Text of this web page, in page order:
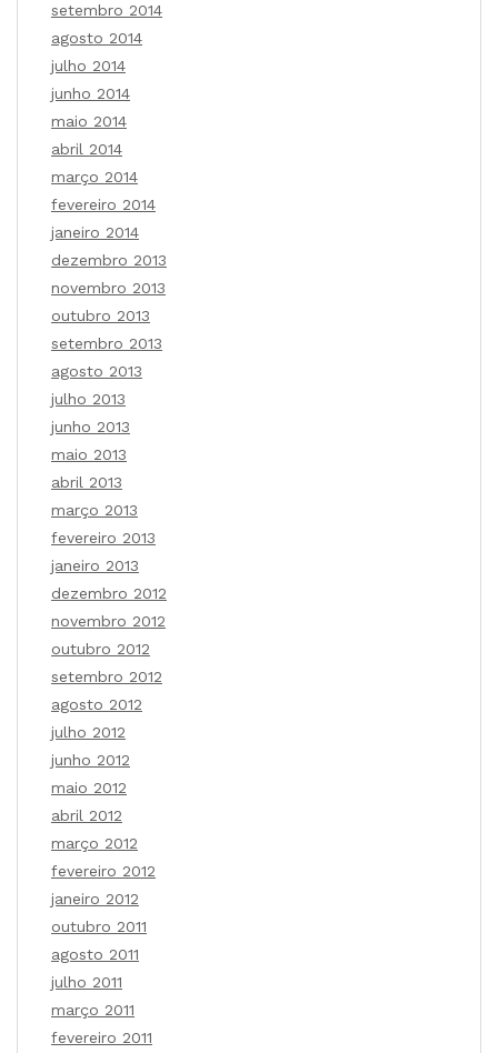
setembro 2014
agosto 2014
julho 2014
junho 2014
maio 2014
abril 2014
março 2014
fevereiro 2014
janeiro 2014
dezembro 2013
novembro 2013
outubro 2013
setembro 2013
agosto 2013
julho 2013
junho 2013
maio 2013
abril 2013
março 2013
fevereiro 2013
janeiro 2013
dezembro 2012
novembro 2012
outubro 2012
setembro 2012
agosto 2012
julho 2012
junho 2012
maio 2012
abril 2012
março 2012
fevereiro 2012
janeiro 2012
outubro 2011
agosto 2011
julho 2011
março 2011
fevereiro 2011